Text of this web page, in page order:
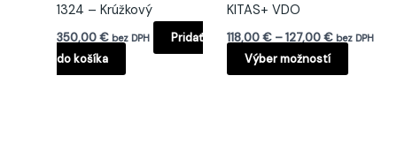
1324 – Krúžkový
350,00€ bez DPH
Pridať
do košíka
KITAS+ VDO
118,00€ –127,00€ bez DPH
Výber možností